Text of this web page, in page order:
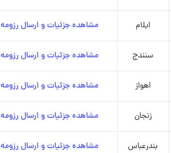
ایلام مشاهده جزئیات و ارسال رزومه
سنندج مشاهده جزئیات و ارسال رزومه
اهواز مشاهده جزئیات و ارسال رزومه
زنجان مشاهده جزئیات و ارسال رزومه
بندرعباس مشاهده جزئیات و ارسال رزومه